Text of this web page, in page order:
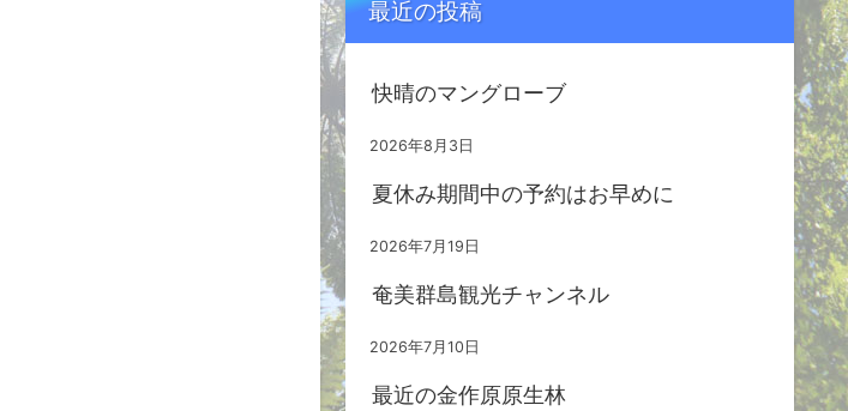
最近の投稿
快晴のマングローブ
2026年8月3日
夏休み期間中の予約はお早めに
2026年7月19日
奄美群島観光チャンネル
2026年7月10日
最近の金作原原生林